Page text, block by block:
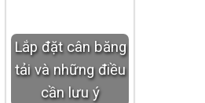
Lắp đặt cân băng
tải và những điều
cần lưu ý